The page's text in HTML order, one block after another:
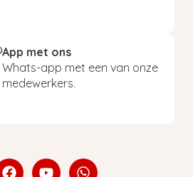
App met ons
Whats-app met een van onze
medewerkers.